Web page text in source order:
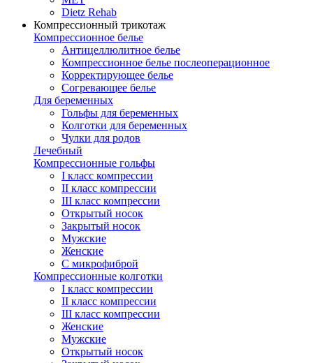
Dietz Rehab
Компрессионный трикотаж
Компрессионное белье
Антицеллюлитное белье
Компрессионное белье послеоперационное
Корректирующее белье
Согревающее белье
Для беременных
Гольфы для беременных
Колготки для беременных
Чулки для родов
Лечебный
Компрессионные гольфы
I класс компрессии
II класс компрессии
III класс компрессии
Открытый носок
Закрытый носок
Мужские
Женские
С микрофиброй
Компрессионные колготки
I класс компрессии
II класс компрессии
III класс компрессии
Женские
Мужские
Открытый носок